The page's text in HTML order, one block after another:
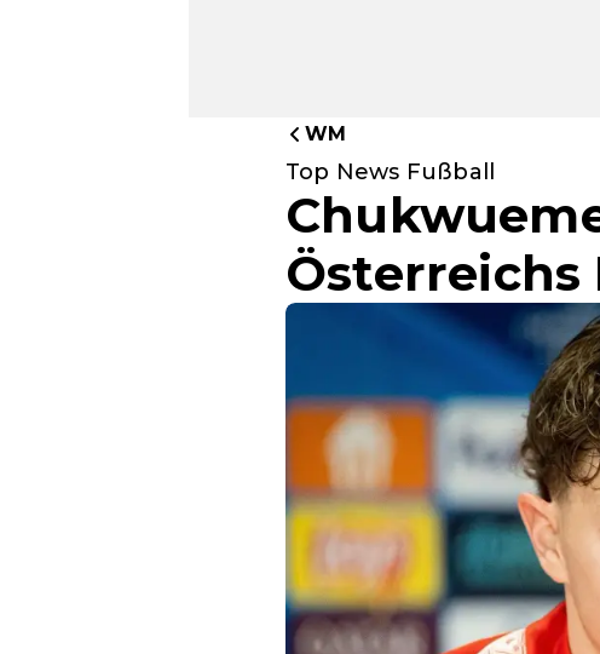
WM
Top News Fußball
Österreichs